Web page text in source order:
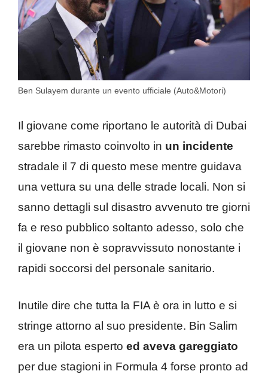
Ben Sulayem durante un evento ufficiale (Auto&Motori)
Il giovane come riportano le autorità di Dubai
sarebbe rimasto coinvolto in un incidente
stradale il 7 di questo mese mentre guidava
una vettura su una delle strade locali. Non si
sanno dettagli sul disastro avvenuto tre giorni
fa e reso pubblico soltanto adesso, solo che
il giovane non è sopravvissuto nonostante i
rapidi soccorsi del personale sanitario.
Inutile dire che tutta la FIA è ora in lutto e si
stringe attorno al suo presidente. Bin Salim
era un pilota esperto ed aveva gareggiato
per due stagioni in Formula 4 forse pronto ad